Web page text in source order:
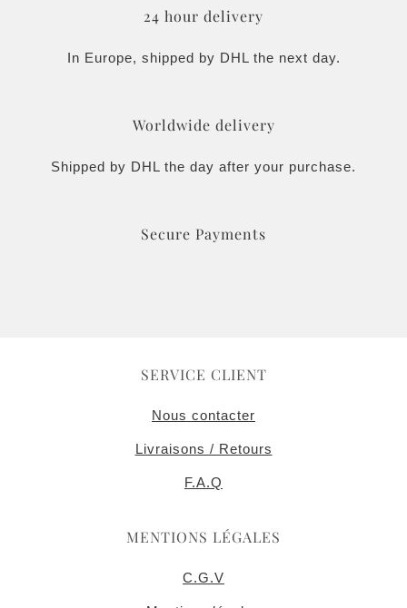
24 hour delivery
In Europe, shipped by DHL the next day.
Worldwide delivery
Shipped by DHL the day after your purchase.
Secure Payments
SERVICE CLIENT
Nous contacter
Livraisons / Retours
F.A.Q
MENTIONS LÉGALES
C.G.V